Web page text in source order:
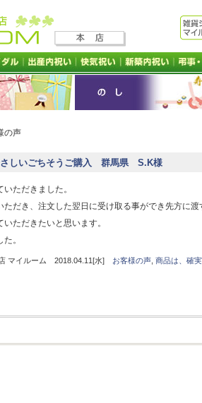
の声
しいごちそうご購入 群馬県 S.K様
ただきました。
ただき、注文した翌日に受け取る事ができ先方に
ただきたいと思います。
。
マイルーム 2018.04.11[水] お客様の声, 商品は、確